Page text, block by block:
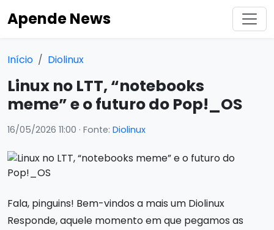
Apende News
Início Diolinux
Linux no LTT, “notebooks
meme” e o futuro do Pop!_OS
16/05/2026 11:00 · Fonte: Diolinux
Fala, pinguins! Bem-vindos a mais um Diolinux
Responde, aquele momento em que pegamos as